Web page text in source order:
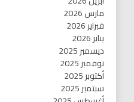
مارس 2026
فبراير 2026
يناير 2026
ديسمبر 2025
نوفمبر 2025
أكتوبر 2025
سبتمبر 2025